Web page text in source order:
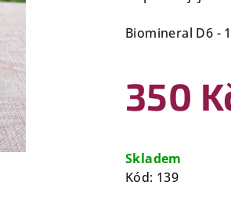
Biomineral D6 -
350
cena:
Skladem
Kód: 139